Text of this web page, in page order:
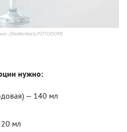
(Shutterstock/FOTODOM)
нужно:
— 140 мл
мл